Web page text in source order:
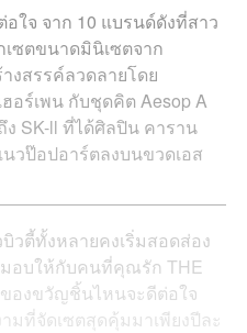
ใจ จาก 10 แบรนด์ดังที่สาว
ซตขนาดมินิเซตจาก
งสรรค์ลวดลายโดย
อร์เพน กับชุดคิต Aesop A
ง SK-ll ที่ได้ศิลปิน คาราน
วป๊อปอาร์ตลงบนขวดเอส
วตี้ทั้งหลายคงเริ่มสอดส่อง
อบให้กับคนที่คุณรัก THE
องขวัญชิ้นไหนจะดีต่อใจ
มที่จัดเซตสุดคุ้มมาเพียงปีละ